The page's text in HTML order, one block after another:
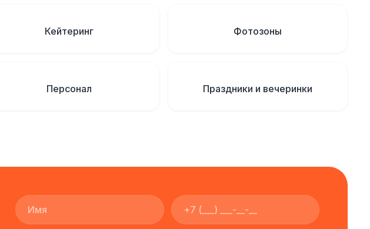
Кейтеринг Фотозоны
Персонал Праздники и вечеринки